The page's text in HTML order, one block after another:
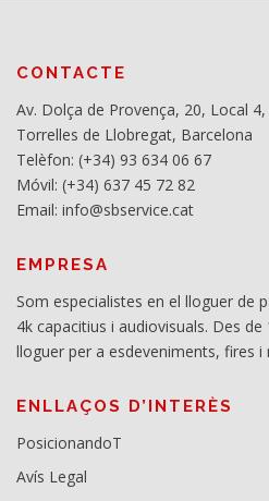
CONTACTE
Av. Dolça de Provença, 20, Local
Torrelles de Llobregat, Barcelona
Telèfon: (+34) 93 634 06 67
Móvil: (+34) 637 45 72 82
Email: info@sbservice.cat
EMPRESA
Som especialistes en el lloguer de
4k capacitius i audiovisuals. Des
lloguer per a esdeveniments, fires i
ENLLAÇOS D’INTERÈS
PosicionandoT
Avís Legal